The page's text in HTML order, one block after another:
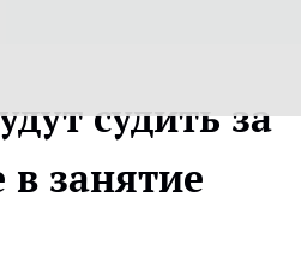
судить за
занятие